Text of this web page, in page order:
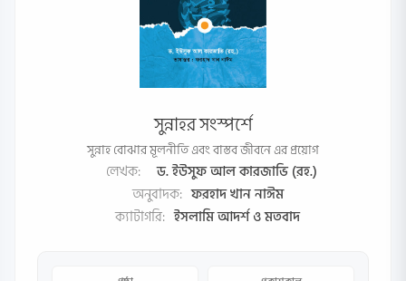
সুন্নাহর সংস্পর্শে
সুন্নাহ বোঝার মূলনীতি এবং বাস্তব জীবনে এর প্রয়োগ
লেখক:
ড. ইউসুফ আল কারজাভি (রহ.)
অনুবাদক: ফরহাদ খান নাঈম
ক্যাটাগরি: ইসলামি আদর্শ ও মতবাদ